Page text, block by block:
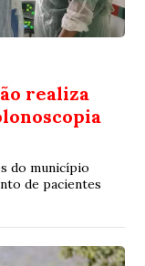
realiza
do município
de pacientes